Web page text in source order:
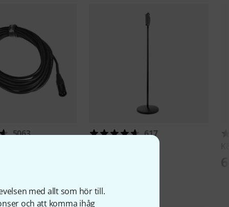
med allt som hör till.
och att komma ihåg
5063
617